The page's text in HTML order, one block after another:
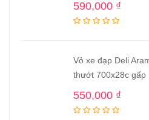
590,000 ₫
Vỏ xe đạp Deli
thướt 700x28c gấp
550,000 ₫